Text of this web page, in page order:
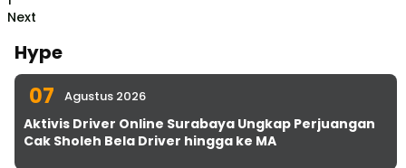
Next
Hype
07 Agustus 2026
Aktivis Driver Online Surabaya Ungkap Perjuangan
Cak Sholeh Bela Driver hingga ke MA